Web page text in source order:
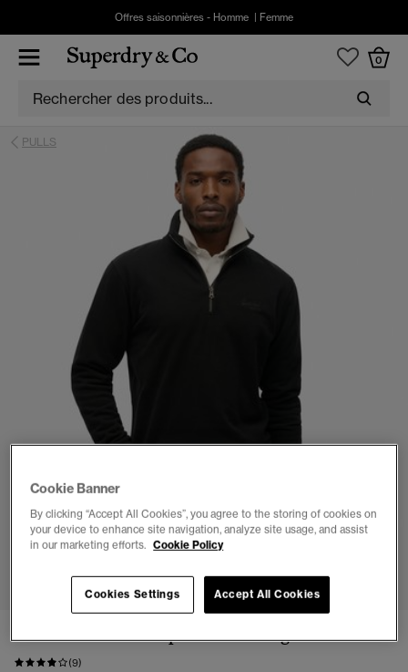
Offres saisonnières - Homme Femme
0
PULLS
Sweatshirt Demi-Zip Essential Logo
(9)
Cookie Banner
By clicking “Accept All Cookies”, you agree to the storing of cookies on
your device to enhance site navigation, analyze site usage, and assist
in our marketing efforts. Cookie Policy
Cookies Settings Accept All Cookies